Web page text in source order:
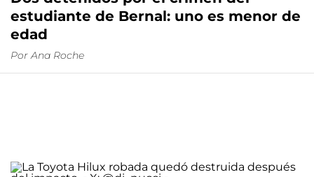
estudiante de Bernal: uno es menor de
edad
Por Ana Roche